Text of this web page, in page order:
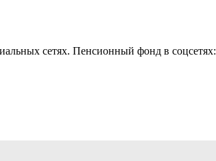
сетях. Пенсионный фонд в соцсетях: